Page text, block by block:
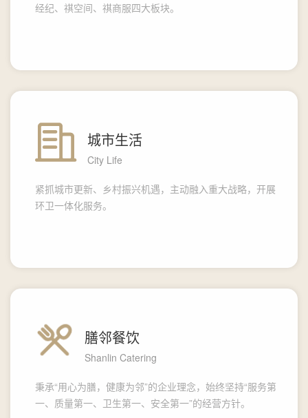
经纪、祺空间、祺商服四大板块。
城市生活
City Life
紧抓城市更新、乡村振兴机遇，主动融入重大战略，开展
环卫一体化服务。
膳邻餐饮
Shanlin Catering
秉承“用心为膳，健康为邻”的企业理念，始终坚持“服务第
一、质量第一、卫生第一、安全第一”的经营方针。